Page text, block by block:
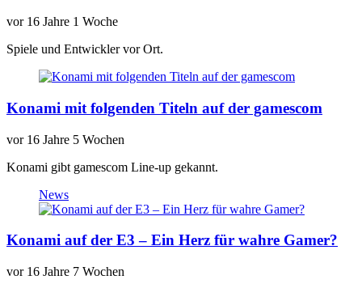
vor 16 Jahre 1 Woche
Spiele und Entwickler vor Ort.
Konami mit folgenden Titeln auf der gamescom
vor 16 Jahre 5 Wochen
Konami gibt gamescom Line-up gekannt.
News
Konami auf der E3 – Ein Herz für wahre Gamer?
vor 16 Jahre 7 Wochen